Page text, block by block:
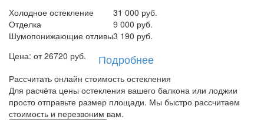
Холодное остекление
31 000 руб.
Отделка
9 000 руб.
Шумопонижающие отливы3 190 руб.
Цена: от26720 руб. Подробнее
Рассчитать онлайн стоимость остекления
Для расчёта цены остекления вашего балкона или лоджии
просто отправьте размер площади. Мы быстро рассчитаем
стоимость и перезвоним вам.